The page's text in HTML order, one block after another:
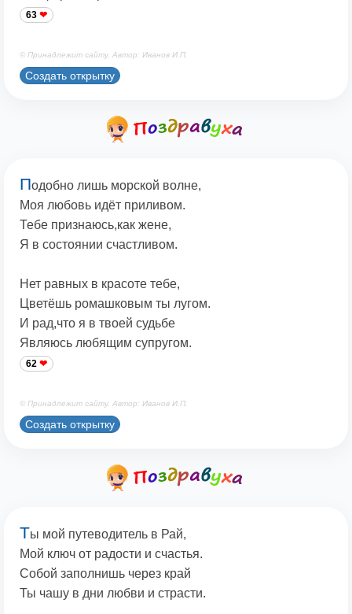
63
© Принадлежит сайту. Автор: Иванов И.П.
Создать открытку
Подобно лишь морской волне,
Моя любовь идёт приливом.
Тебе признаюсь,как жене,
Я в состоянии счастливом.
Нет равных в красоте тебе,
Цветёшь ромашковым ты лугом.
И рад,что я в твоей судьбе
Являюсь любящим супругом.
62
© Принадлежит сайту. Автор: Иванов И.П.
Создать открытку
Ты мой путеводитель в Рай,
Мой ключ от радости и счастья.
Собой заполнишь через край
Ты чашу в дни любви и страсти.